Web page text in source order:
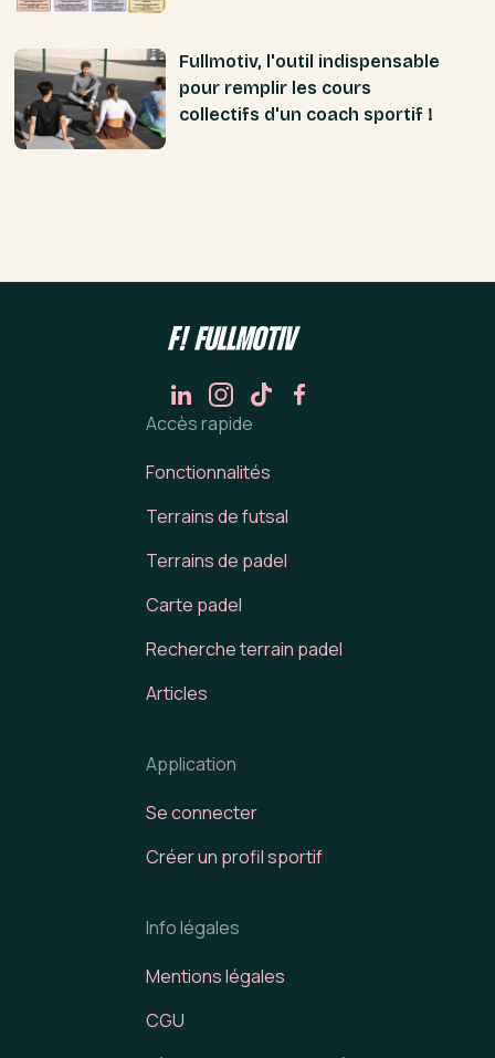
Fullmotiv, l'outil indispensable
pour remplir les cours
collectifs d'un coach sportif !
Accès rapide
Fonctionnalités
Terrains de futsal
Terrains de padel
Carte padel
Recherche terrain padel
Articles
Application
Se connecter
Créer un profil sportif
Info légales
Mentions légales
CGU